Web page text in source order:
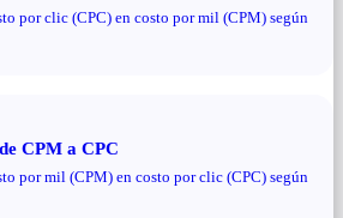
por clic (CPC) en costo por mil (CPM) según
CPM a CPC
por mil (CPM) en costo por clic (CPC) según